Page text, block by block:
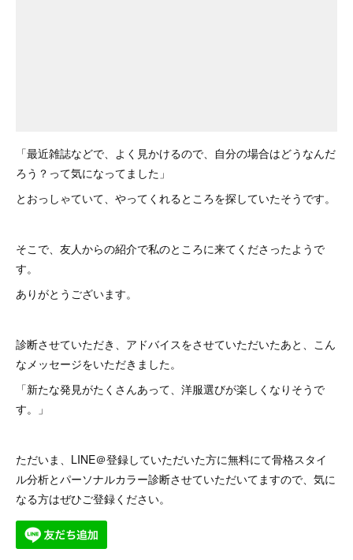
「最近雑誌などで、よく見かけるので、自分の場合はどうなんだ
ろう？って気になってました」
とおっしゃていて、やってくれるところを探していたそうです。
そこで、友人からの紹介で私のところに来てくださったようで
す。
ありがとうございます。
診断させていただき、アドバイスをさせていただいたあと、こん
なメッセージをいただきました。
「新たな発見がたくさんあって、洋服選びが楽しくなりそうで
す。」
ただいま、LINE＠登録していただいた方に無料にて骨格スタイ
ル分析とパーソナルカラー診断させていただいてますので、気に
なる方はぜひご登録ください。